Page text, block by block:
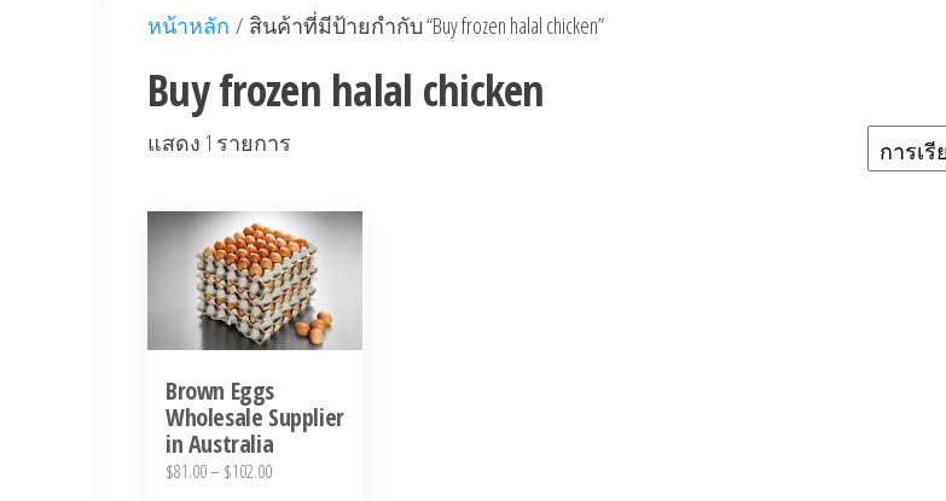
หน้าหลัก / สินค้าที่มีป้ายกำกับ “Buy frozen halal chicken”
Buy frozen halal chicken
แสดง 1 รายการ
Brown Eggs
Wholesale Supplier
in Australia
$81.00– $102.00